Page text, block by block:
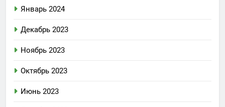
Январь 2024
Декабрь 2023
Ноябрь 2023
Октябрь 2023
Июнь 2023